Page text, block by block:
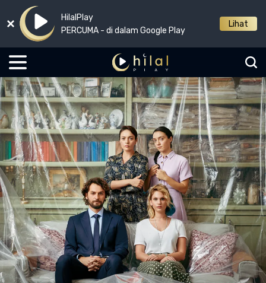
HilalPlay
PERCUMA - di dalam Google Play
Lihat